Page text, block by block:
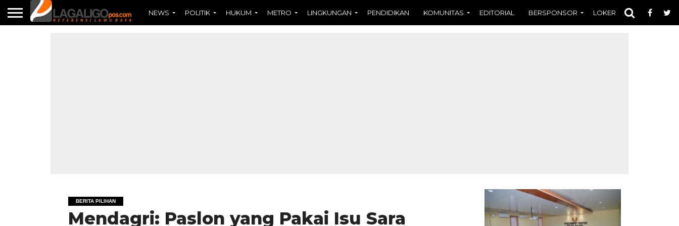
NEWS POLITIK HUKUM METRO LINGKUNGAN PENDIDIKAN KOMUNITAS EDITORIAL BERSPONSOR LOKER OPINI
BERITA PILIHAN
Mendagri: Paslon yang Pakai Isu Sara